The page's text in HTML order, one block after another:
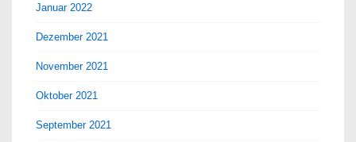
Januar 2022
Dezember 2021
November 2021
Oktober 2021
September 2021